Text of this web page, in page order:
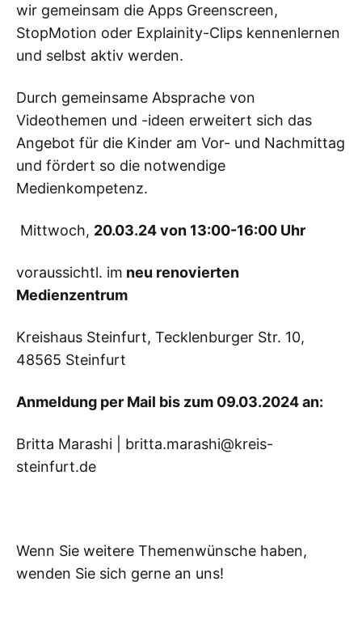
wir gemeinsam die Apps Greenscreen,
StopMotion oder Explainity-Clips kennenlernen
und selbst aktiv werden.
Durch gemeinsame Absprache von
Videothemen und -ideen erweitert sich das
Angebot für die Kinder am Vor- und Nachmittag
und fördert so die notwendige
Medienkompetenz.
Mittwoch, 20.03.24 von 13:00-16:00 Uhr
voraussichtl. im neu renovierten
Medienzentrum
Kreishaus Steinfurt, Tecklenburger Str. 10,
48565 Steinfurt
Anmeldung per Mail bis zum 09.03.2024 an:
Britta Marashi | britta.marashi@kreis-
steinfurt.de
Wenn Sie weitere Themenwünsche haben,
wenden Sie sich gerne an uns!